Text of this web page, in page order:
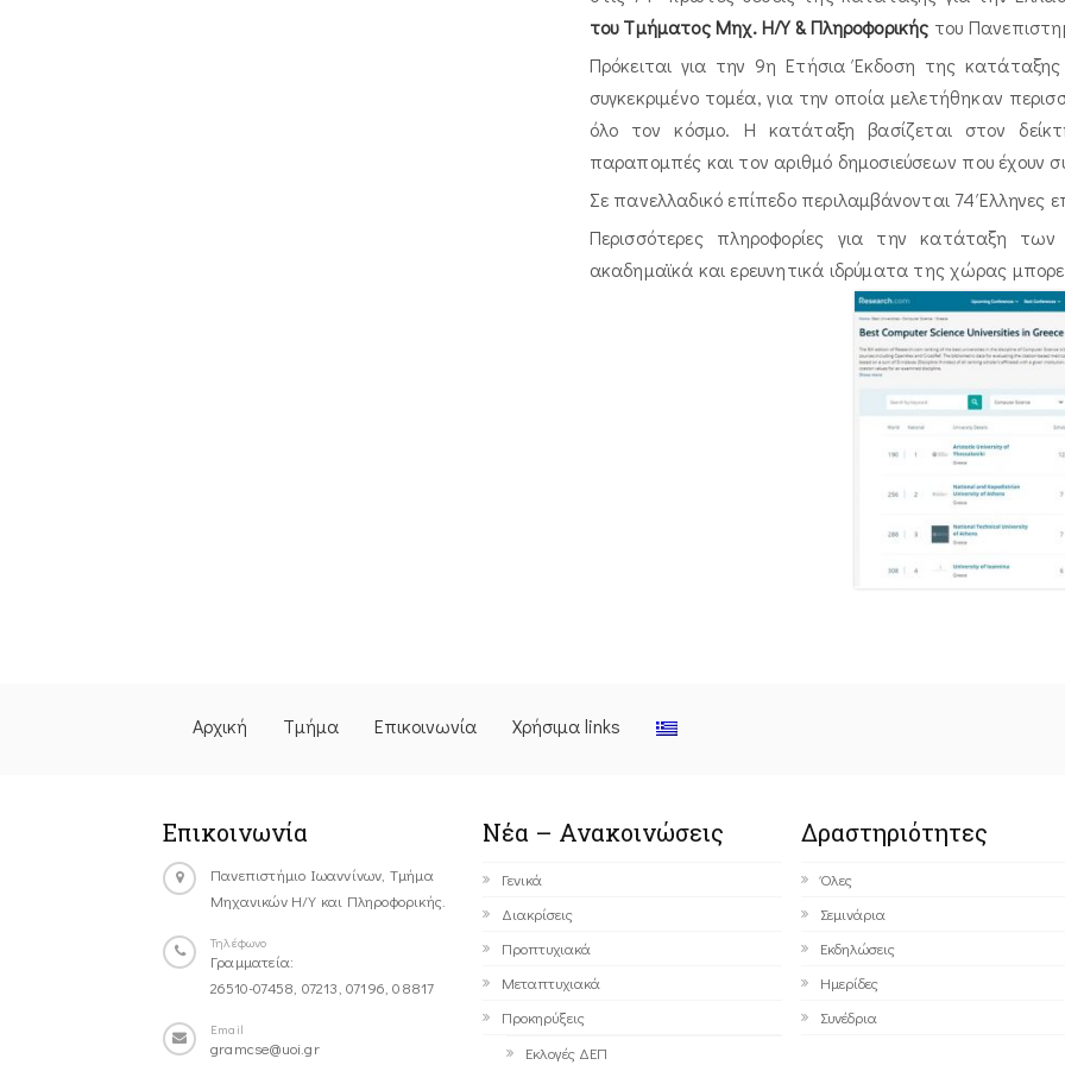
του Τμήματος Μηχ. Η/Υ & Πληροφορικής του
Πρόκειται για την 9η Ετήσια Έκδοση της
συγκεκριμένο τομέα, για την οποία μελετήθηκαν
όλο τον κόσμο. Η κατάταξη βασίζεται στον
παραπομπές και τον αριθμό δημοσιεύσεων που έχουν
Σε πανελλαδικό επίπεδο περιλαμβάνονται 74 Έλληνες
Περισσότερες πληροφορίες για την κατάταξη
ακαδημαϊκά και ερευνητικά ιδρύματα της χώρας
Αρχική Τμήμα Επικοινωνία Χρήσιμα links
Επικοινωνία
Πανεπιστήμιο Ιωαννίνων, Τμήμα
Μηχανικών Η/Υ και Πληροφορικής.
Τηλέφωνο
Γραμματεία:
26510-07458, 07213, 07196, 08817
Email
gramcse@uoi.gr
Νέα – Ανακοινώσεις
Γενικά
Διακρίσεις
Προπτυχιακά
Μεταπτυχιακά
Προκηρύξεις
Εκλογές ΔΕΠ
Δραστηριότητες
Όλες
Σεμινάρια
Εκδηλώσεις
Ημερίδες
Συνέδρια